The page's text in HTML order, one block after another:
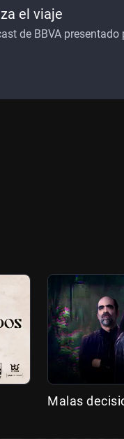
el viaje
de BBVA
Malas